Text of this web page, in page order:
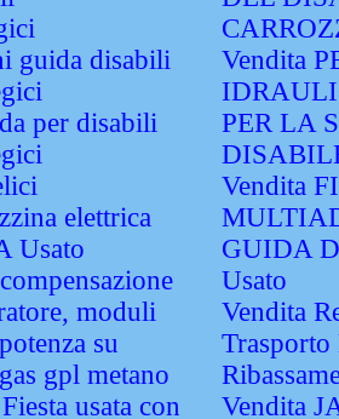
guida disabili
per disabili
elettrica
Usato
moduli
su
gpl metano
usata con
Vendita
PER LA
Vendita
GUIDA
Usato
Vendita
Vendita